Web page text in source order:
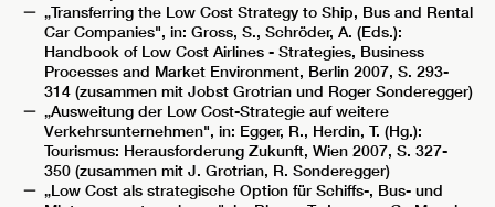
„Transferring the Low Cost Strategy to Ship, Bus and Rental
Car Companies", in: Gross, S., Schröder, A. (Eds.):
Handbook of Low Cost Airlines - Strategies, Business
Processes and Market Environment, Berlin 2007, S. 293-
314 (zusammen mit Jobst Grotrian und Roger Sonderegger)
„Ausweitung der Low Cost-Strategie auf weitere
Verkehrsunternehmen", in: Egger, R., Herdin, T. (Hg.):
Tourismus: Herausforderung Zukunft, Wien 2007, S. 327-
350 (zusammen mit J. Grotrian, R. Sonderegger)
„Low Cost als strategische Option für Schiffs-, Bus- und